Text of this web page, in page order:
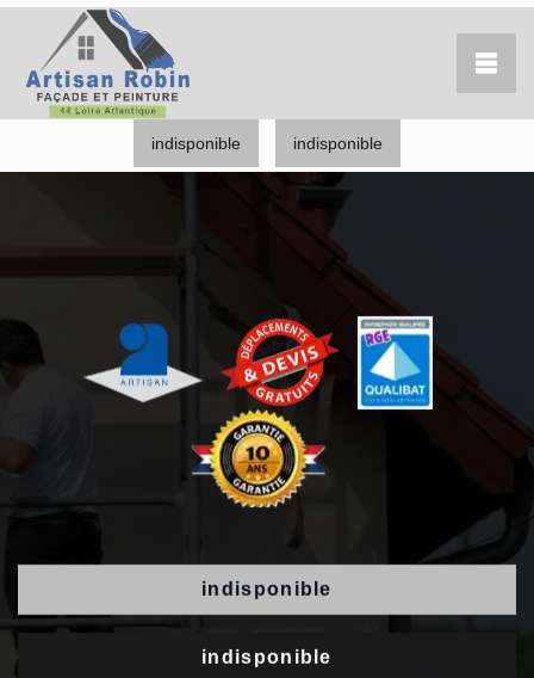
indisponible indisponible
indisponible
indisponible